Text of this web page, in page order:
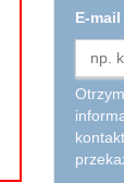
E-mail